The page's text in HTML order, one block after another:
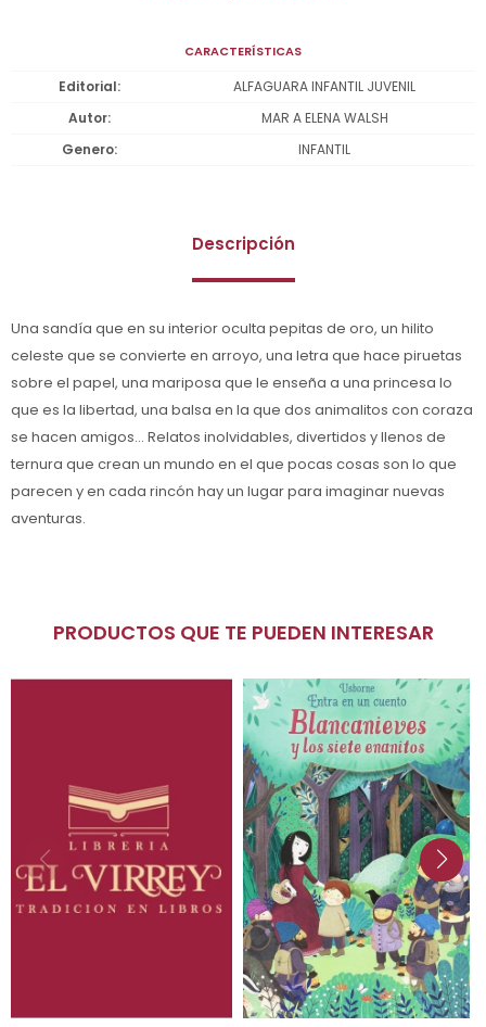
CARACTERÍSTICAS
Editorial
ALFAGUARA INFANTIL JUVENIL
Autor
MAR A ELENA WALSH
Genero
INFANTIL
Descripción
Una sandía que en su interior oculta pepitas de oro, un hilito
celeste que se convierte en arroyo, una letra que hace piruetas
sobre el papel, una mariposa que le enseña a una princesa lo
que es la libertad, una balsa en la que dos animalitos con coraza
se hacen amigos... Relatos inolvidables, divertidos y llenos de
ternura que crean un mundo en el que pocas cosas son lo que
parecen y en cada rincón hay un lugar para imaginar nuevas
aventuras.
PRODUCTOS QUE TE PUEDEN INTERESAR